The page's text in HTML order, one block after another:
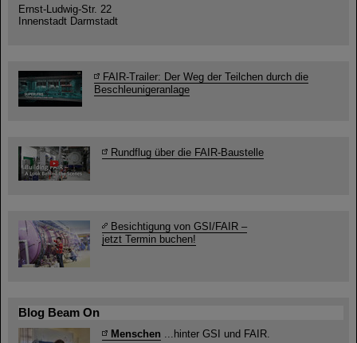
Ernst-Ludwig-Str. 22
Innenstadt Darmstadt
FAIR-Trailer: Der Weg der Teilchen durch die
Beschleunigeranlage
Rundflug über die FAIR-Baustelle
Besichtigung von GSI/FAIR –
jetzt Termin buchen!
Blog Beam On
Menschen ...hinter GSI und FAIR.